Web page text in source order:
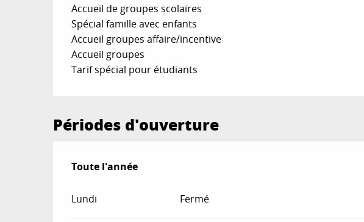
Accueil de groupes scolaires
Spécial famille avec enfants
Accueil groupes affaire/incentive
Accueil groupes
Tarif spécial pour étudiants
Périodes d'ouverture
Toute l'année
Toute l'année
Lundi Fermé